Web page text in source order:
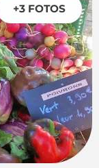
+3 FOTOS